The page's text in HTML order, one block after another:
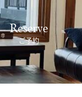
Reserve
ご予約